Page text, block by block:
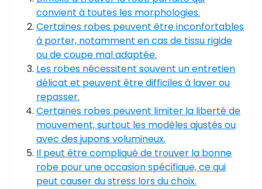
convient à toutes les morphologies.
Certaines robes peuvent être inconfortables
à porter, notamment en cas de tissu rigide
ou de coupe mal adaptée.
Les robes nécessitent souvent un entretien
délicat et peuvent être difficiles à laver ou
repasser.
Certaines robes peuvent limiter la liberté de
mouvement, surtout les modèles ajustés ou
avec des jupons volumineux.
Il peut être compliqué de trouver la bonne
robe pour une occasion spécifique, ce qui
peut causer du stress lors du choix.